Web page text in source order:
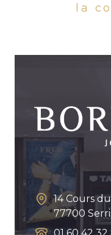
la
14 Cours
77700